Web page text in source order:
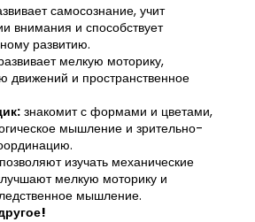
самосознание, учит
внимания и способствует
развитию.
мелкую моторику,
движений и пространственное
знакомит с формами и цветами,
мышление и зрительно-
позволяют изучать механические
мелкую моторику и
мышление.